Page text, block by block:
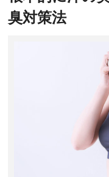
臭対策法